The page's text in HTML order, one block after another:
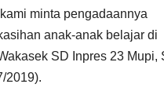
minta pengadaannya
anak-anak belajar di
SD Inpres 23 Mupi,
2019).